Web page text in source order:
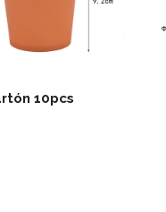
10pcs
Ver detalles